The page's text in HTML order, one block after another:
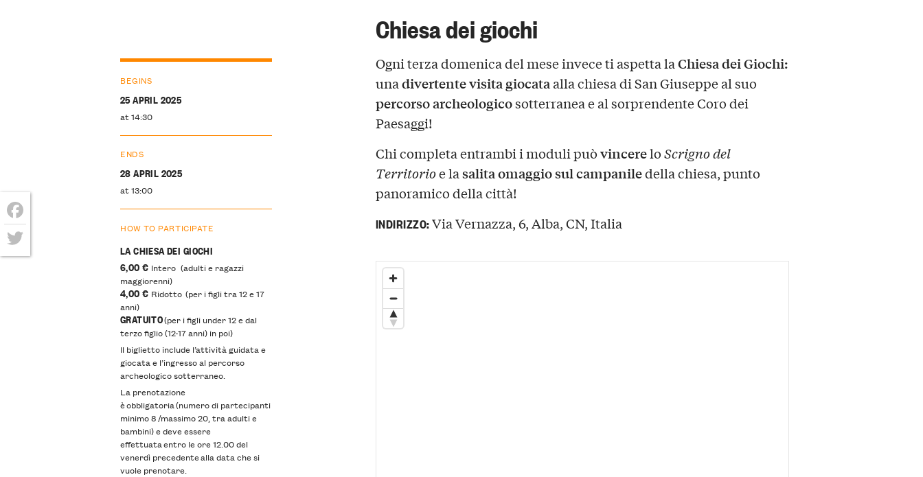
Chiesa dei giochi
Ogni terza domenica del mese invece ti aspetta laChiesa dei Giochi:
unadivertente visita giocataalla chiesa di San Giuseppe al suo
percorso archeologicosotterranea e al sorprendente Coro dei
Paesaggi!
Chi completa entrambi i moduli puòvincereloScrigno del
Territorioe lasalita omaggio sul campaniledella chiesa, punto
panoramico della città!
BEGINS
25 APRIL 2025
at 14:30
ENDS
28 APRIL 2025
at 13:00
HOW TO PARTICIPATE
LA CHIESA DEI GIOCHI
6,00 € Intero (adulti e ragazzi
maggiorenni)
4,00 € Ridotto (per i figli tra 12 e 17
anni)
GRATUITO(per i figli under 12 e dal
terzo figlio (12-17 anni) in poi)
Il biglietto include l’attività guidata e
giocata e l’ingresso al percorso
archeologico sotterraneo.
La prenotazione
è obbligatoria (numero di partecipanti
minimo 8 /massimo 20, tra adulti e
bambini) e deve essere
effettuata entro le ore 12.00 del
venerdì precedente alla data che si
vuole prenotare.
INDIRIZZO:Via Vernazza, 6, Alba, CN, Italia
Facebook
Twitter